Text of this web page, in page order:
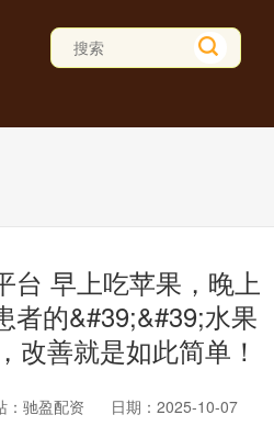
台 早上吃苹果，晚上
者的&#39;&#39;水果
改善就是如此简单！
：驰盈配资
日期：2025-10-07